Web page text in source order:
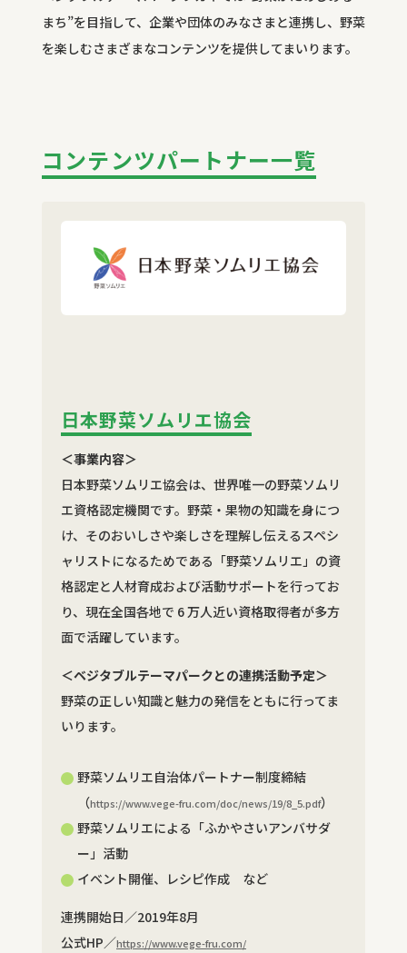
まち”を目指して、企業や団体のみなさまと連携し、野菜
を楽しむさまざまなコンテンツを提供してまいります。
コンテンツパートナー一覧
日本野菜ソムリエ協会
＜事業内容＞
日本野菜ソムリエ協会は、世界唯一の野菜ソムリ
エ資格認定機関です。野菜・果物の知識を身につ
け、そのおいしさや楽しさを理解し伝えるスペシ
ャリストになるためである「野菜ソムリエ」の資
格認定と人材育成および活動サポートを行ってお
り、現在全国各地で 6 万人近い資格取得者が多方
面で活躍しています。
＜ベジタブルテーマパークとの連携活動予定＞
野菜の正しい知識と魅力の発信をともに行ってま
いります。
野菜ソムリエ自治体パートナー制度締結
（https://www.vege-fru.com/doc/news/19/8_5.pdf）
野菜ソムリエによる「ふかやさいアンバサダ
ー」活動
イベント開催、レシピ作成 など
連携開始日／2019年8月
公式HP／https://www.vege-fru.com/